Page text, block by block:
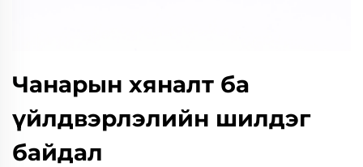
Чанарын хяналт ба
үйлдвэрлэлийн шилдэг
байдал